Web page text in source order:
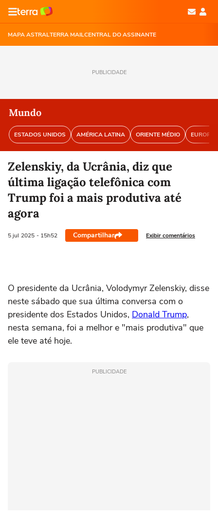
MAPA ASTRALTERRA MAILCENTRAL DO ASSINANTE
PUBLICIDADE
Mundo
ESTADOS UNIDOS AMÉRICA LATINA ORIENTE MÉDIO EUROPA
Zelenskiy, da Ucrânia, diz que
última ligação telefônica com
Trump foi a mais produtiva até
agora
5 jul 2025 - 15h52 Compartilhar Exibir comentários
O presidente da Ucrânia, Volodymyr Zelenskiy, disse
neste sábado que sua última conversa com o
presidente dos Estados Unidos, Donald Trump,
nesta semana, foi a melhor e "mais produtiva" que
ele teve até hoje.
PUBLICIDADE